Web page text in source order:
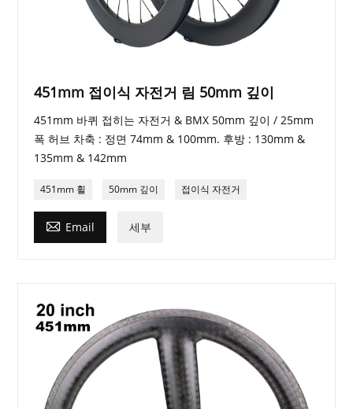
451mm 접이식 자전거 림 50mm 깊이
451mm 바퀴 접히는 자전거 & BMX 50mm 깊이 / 25mm
폭 허브 차축 : 정면 74mm & 100mm. 후방 : 130mm &
135mm & 142mm
451mm 휠 50mm 깊이 접이식 자전거
 Email 세부